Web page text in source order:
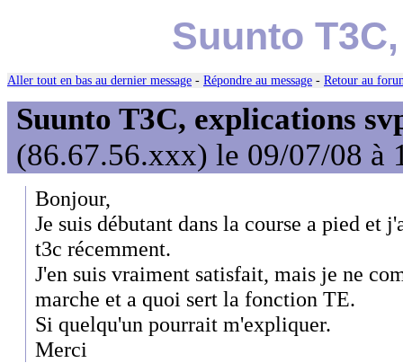
Suunto
Aller tout en bas au dernier message - Répondre au message - Retour au
Suunto T3C, explications
(86.67.56.xxx) le 09/07/08 à
Bonjour,
Je suis débutant dans la course a pied et
t3c récemment.
J'en suis vraiment satisfait, mais je ne
marche et a quoi sert la fonction TE.
Si quelqu'un pourrait m'expliquer.
Merci